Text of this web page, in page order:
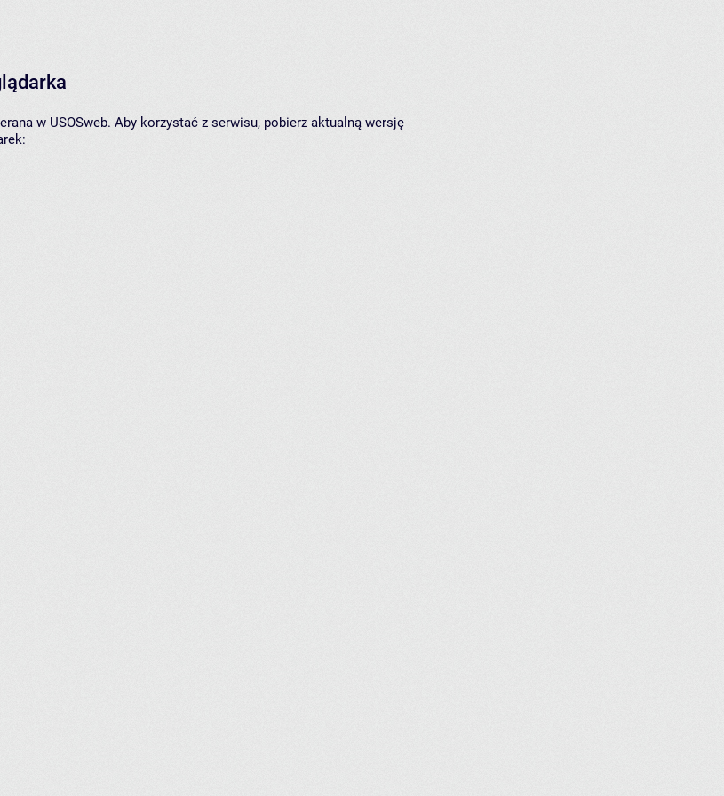
w USOSweb. Aby korzystać z serwisu, pobierz aktualną wersję